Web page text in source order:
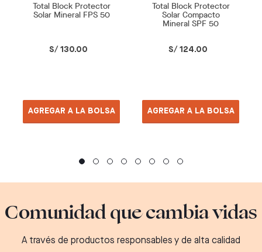
Total Block Protector
Solar Mineral FPS 50
S/ 130.00
AGREGAR A LA BOLSA
Total Block Protector
Solar Compacto
Mineral SPF 50
S/ 124.00
AGREGAR A LA BOLSA
Comunidad que cambia vidas
A través de productos responsables y de alta calidad